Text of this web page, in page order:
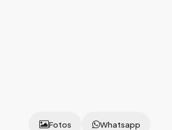
Fotos Whatsapp